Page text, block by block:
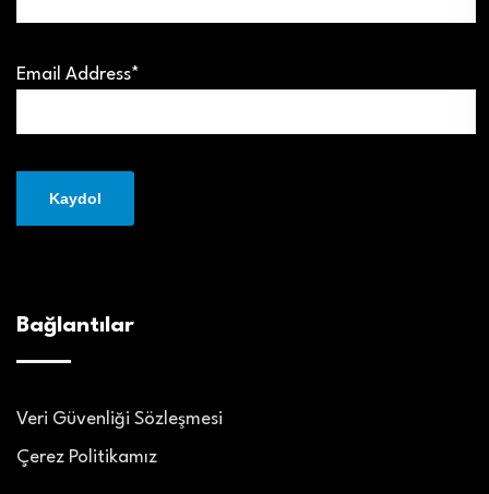
Email Address*
Bağlantılar
Veri Güvenliği Sözleşmesi
Çerez Politikamız